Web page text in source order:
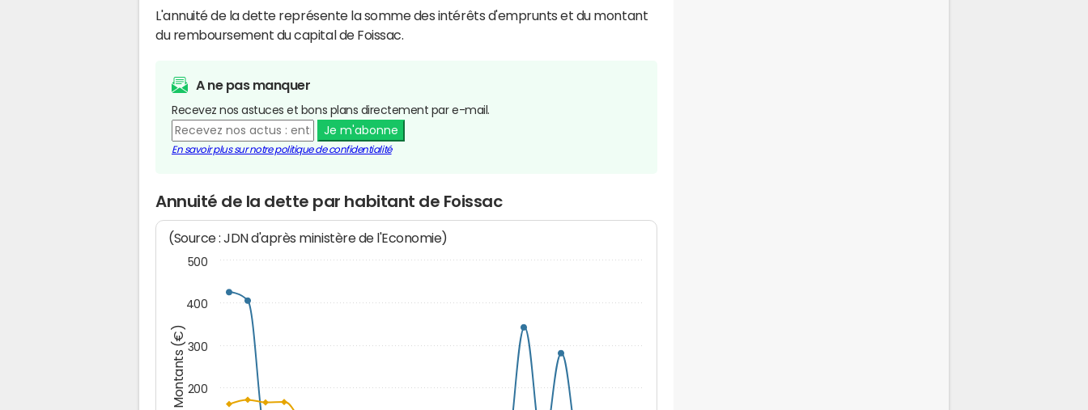
L'annuité de la dette représente la somme des intérêts d'emprunts et du montant
du remboursement du capital de Foissac.
A ne pas manquer
Recevez nos astuces et bons plans directement par e-mail.
Je m'abonne
En savoir plus sur notre politique de confidentialité
Annuité de la dette par habitant de Foissac
Montants (€)
(Source : JDN d'après ministère de l'Economie)
200
300
400
500